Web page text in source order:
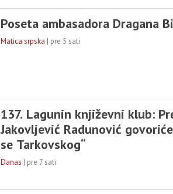
Poseta ambasadora Dragana
Matica srpska | pre 5 sati
137. Lagunin književni klub:
Jakovljević Radunović
se Tarkovskog“
Danas | pre 7 sati